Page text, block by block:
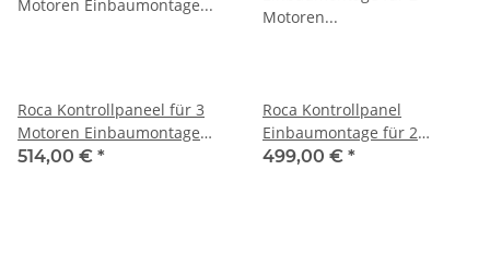
Roca Kontrollpaneel für 3
Motoren Einbaumontage
CAN-Bus 532233
514,00 € *
Roca Kontrollpanel
Einbaumontage für 2
Motoren CAN-Bus 532232
499,00 € *